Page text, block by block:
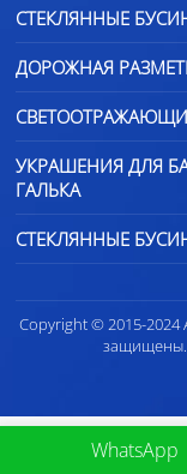
СТЕКЛЯННЫЕ
ДОРОЖНАЯ
УКРАШЕНИЯ ДЛЯ
ГАЛЬКА
СТЕКЛЯННЫЕ
Copyright © 2015-2024
защищены.
WhatsApp